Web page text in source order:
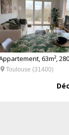
63m²,
Toulouse (31400)